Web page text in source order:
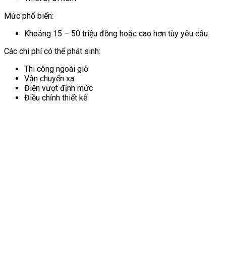
Mức phổ biến:
Khoảng 15 – 50 triệu đồng hoặc cao hơn tùy yêu cầu.
Các chi phí có thể phát sinh:
Thi công ngoài giờ
Vận chuyển xa
Điện vượt định mức
Điều chỉnh thiết kế